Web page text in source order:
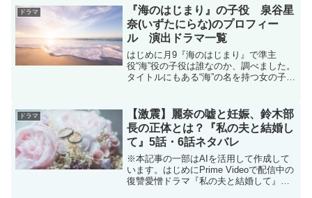
ゃ久々に見たけどやっぱ美人だわ・香椎
由宇…やっぱ映えるな…...
ドラマ
『海のはじまり』の子役 泉谷星
奈(いずたにらな)のプロフィー
ル 演出ドラマ一覧
はじめに月9『海のはじまり』で準主
役“海”役の子役は誰なのか、調べました。
タイトルにもある“海”の名を持つ女の子を
2017年6月15日生まれ7歳(2024年7月現在)
まさ...
ドラマ
【激震】麗奈の嘘と妊娠、鈴木部
長の正体とは？『私の夫と結婚し
て』5話・6話ネタバレ
※本記事の一部はAIを活用して作成して
います。はじめにPrime Videoで配信中の
復讐愛憎ドラマ『私の夫と結婚して』。